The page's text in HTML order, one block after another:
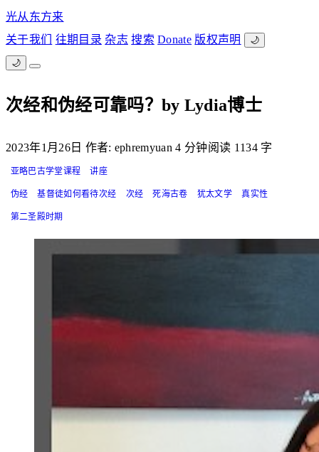
光从东方来
关于我们
往期目录 杂志 搜索 Donate 版权声明 🌙
🌙
次经和伪经可靠吗？by Lydia博士
2023年1月26日 作者: ephremyuan 4 分钟阅读 1134 字
亚略巴古学堂课程 讲座
伪经 基督徒如何看待次经 次经 死海古卷 犹太文学 真实性
第二圣殿时期